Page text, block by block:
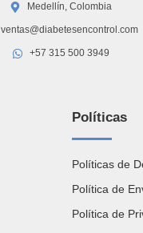
Medellín, Colombia
ventas@diabetesencontrol.com
+57 315 500 3949
Políticas
Políticas de
Política de
Política de